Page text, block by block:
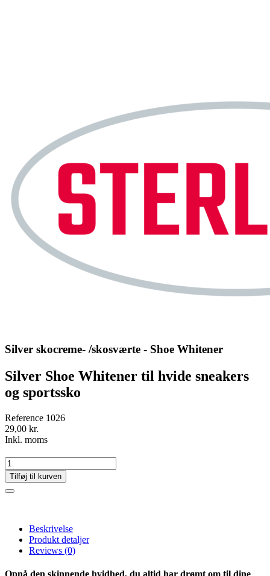
Silver skocreme- /skosværte - Shoe Whitener
Silver Shoe Whitener til hvide sneakers
og sportssko
Reference 1026
29,00 kr.
Inkl. moms
Tilføj til kurven
Beskrivelse
Produkt detaljer
Reviews (0)
Opnå den skinnende hvidhed, du altid har drømt om til dine